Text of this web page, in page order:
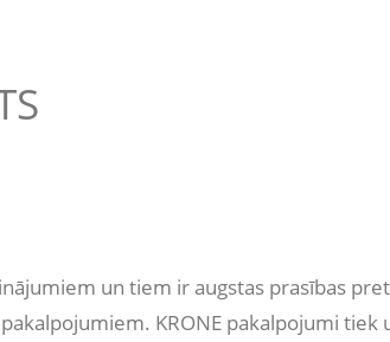
un tiem ir augstas prasības
KRONE pakalpojumi tiek